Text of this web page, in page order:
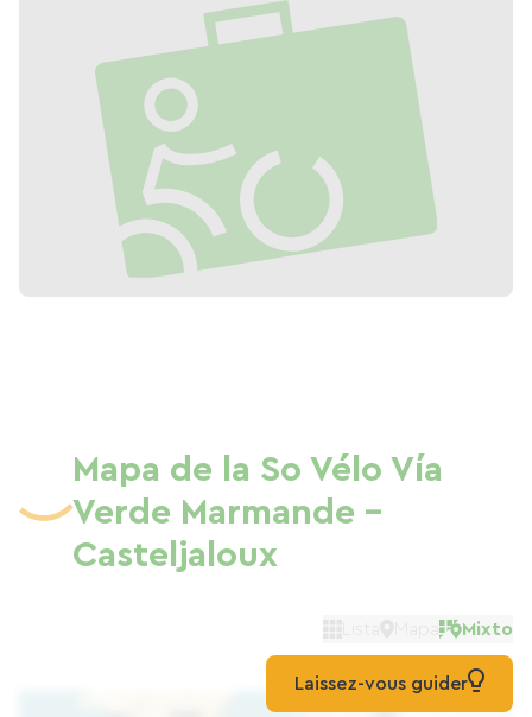
Mapa de la So Vélo Vía
Verde Marmande -
Casteljaloux
Mixto
Laissez-vous guider